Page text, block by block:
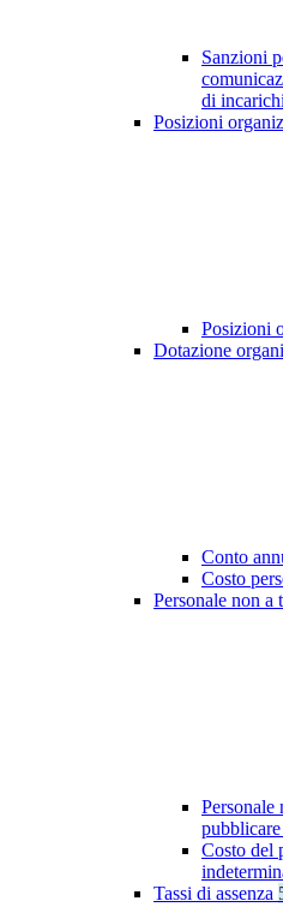
Sanzioni
di
Posizioni
Posizioni
Dotazione
Conto
Costo
Personale non a
Personale
Costo del
Tassi di assenza